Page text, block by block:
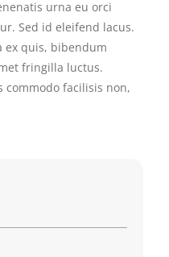
urna eu orci
Sed id eleifend lacus.
ex quis, bibendum
fringilla luctus.
commodo facilisis non,